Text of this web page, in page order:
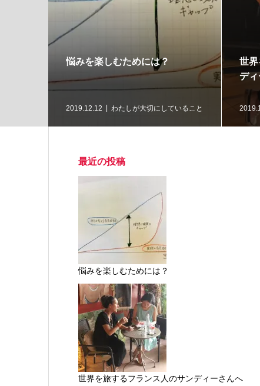
悩みを楽しむためには？
2019.12.12 わたしが大切にしていること
世
デ
最近の投稿
悩みを楽しむためには？
世界を旅するフランス人のサンディーさんへ